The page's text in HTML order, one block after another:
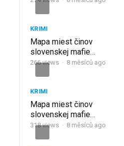
KRIMI
Mapa miest činov
slovenskej mafie
(2019) 25. ČASŤ
266views · 8 měsíců ago
KRIMI
Mapa miest činov
slovenskej mafie
(2018) 24. ČASŤ
318views · 8 měsíců ago